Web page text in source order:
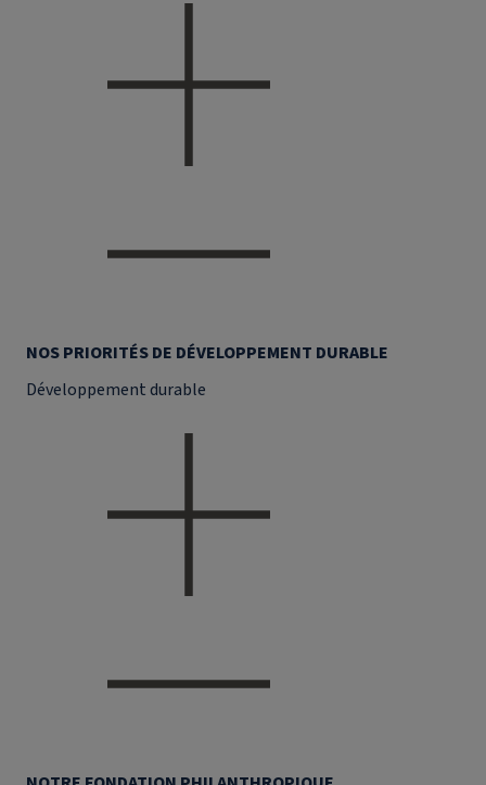
NOS PRIORITÉS DE DÉVELOPPEMENT DURABLE
Développement durable